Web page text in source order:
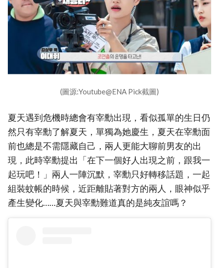
(圖源:Youtube@ENA Pick截圖)
夏天遇到危機時總會有宰勳出現，看似孤單的生日仍
然只有宰勳了解夏天，單獨為她慶生，夏天在宰勳面
前也總是不需隱藏自己，兩人更能大聊前男友的出
現，此時宰勳提出「在下一個好人出現之前，跟我一
起玩吧！」兩人一陣沉默，宰勳只好轉移話題，一起
組裝蚊帳的時候，近距離貼著對方的兩人，眼神似乎
產生變化……夏天與宰勳難道真的是純友誼嗎？